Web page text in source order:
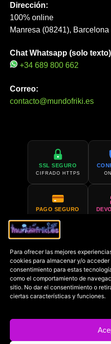
Para ofrecer las mejores
cookies para almacenar y/o
consentimiento para estas
como el comportamiento de
sitio. No dar el consentimiento o
ciertas características y funciones.
Dirección:
100% online
Manresa (08241), Barcelona
Chat Whatsapp (solo
+34 689 800 662
Correo:
contacto@mundofriki.es
SSL SEGURO
CIFRADO HTTPS
PAGO SEGURO
SOPORTE 24H
SIEMPRE
€